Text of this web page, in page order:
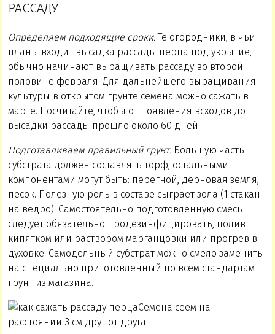
РАССАДУ
Определяем подходящие сроки.Те огородники, в чьи
планы входит высадка рассады перца под укрытие,
обычно начинают выращивать рассаду во второй
половине февраля. Для дальнейшего выращивания
культуры в открытом грунте семена можно сажать в
марте. Посчитайте, чтобы от появления всходов до
высадки рассады прошло около 60 дней.
Подготавливаем правильный грунт. Большую часть
субстрата должен составлять торф, остальными
компонентами могут быть: перегной, дерновая земля,
песок. Полезную роль в составе сыграет зола (1 стакан
на ведро). Самостоятельно подготовленную смесь
следует обязательно продезинфицировать, полив
кипятком или раствором марганцовки или прогрев в
духовке. Самодельный субстрат можно смело заменить
на специально приготовленный по всем стандартам
грунт из магазина.
Семена сеем на
расстоянии 3 см друг от друга